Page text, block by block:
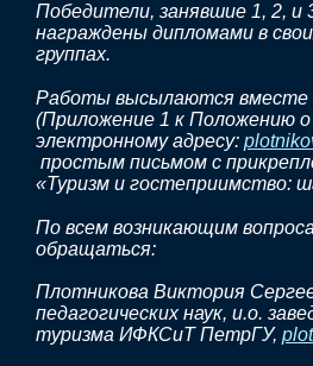
Победители, занявшие 1, 2, и
награждены дипломами в
группах.
Работы высылаются вместе
(Приложение 1 к Положению о
электронному адресу:
простым письмом с
«Туризм и гостеприимство:
По всем возникающим
обращаться:
Плотникова Виктория
педагогических наук, и.о.
туризма ИФКСиТ ПетрГУ,